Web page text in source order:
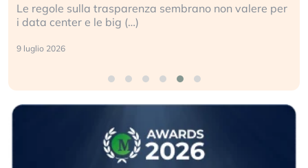
Le regole sulla trasparenza sembrano non valere per
i data center e le big (…)
9 luglio 2026